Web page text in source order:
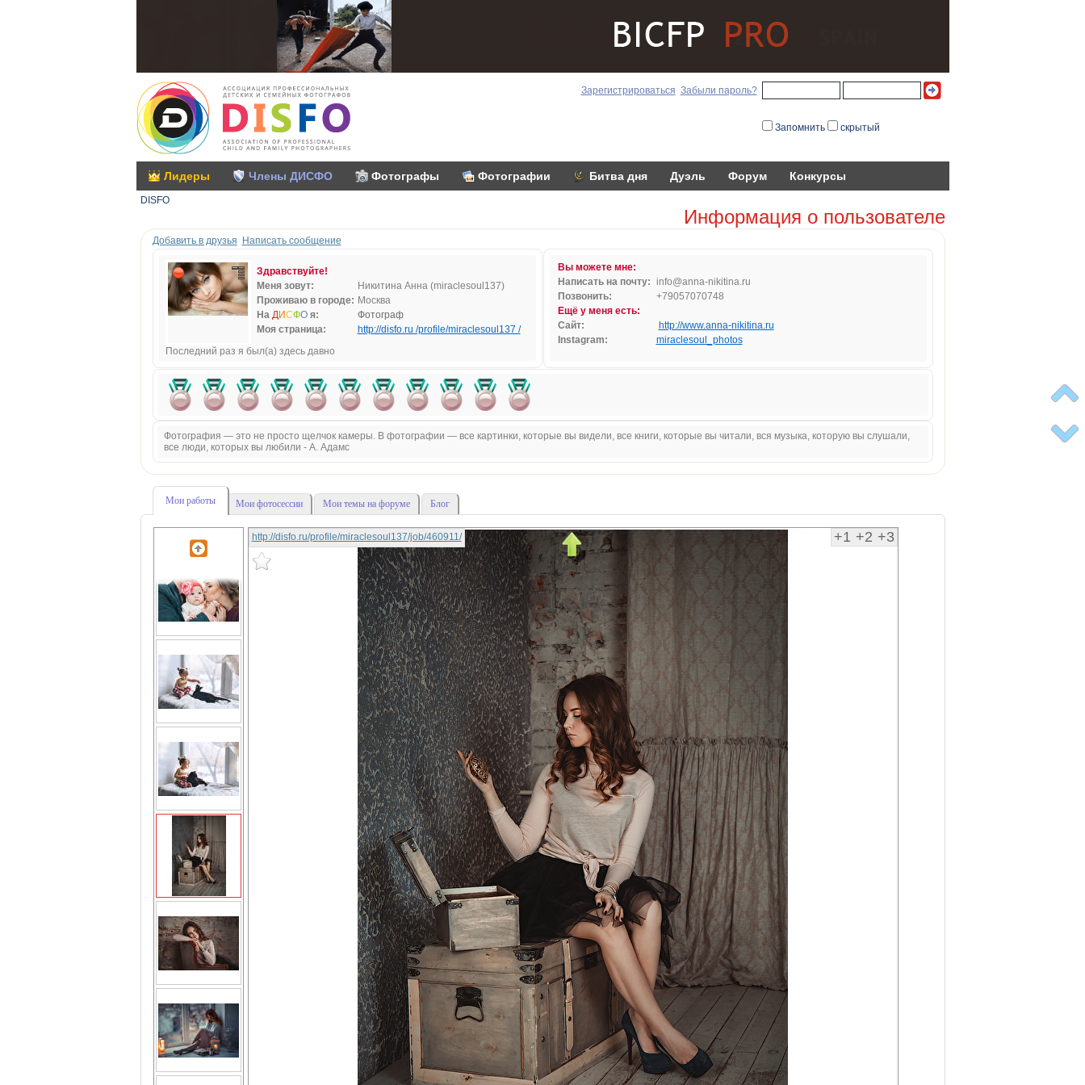
Зарегистрироваться Забыли пароль?
Запомнить скрытый
Лидеры Члены ДИСФО Фотографы Фотографии Битва дня Дуэль Форум Конкурсы
DISFO
Информация о пользователе
Добавить в друзья Написать сообщение
Здравствуйте!
Меня зовут:
Никитина Анна (miraclesoul137)
Проживаю в городе: Москва
На ДИСФОя:
Фотограф
Моя страница:
http://disfo.ru /profile/miraclesoul137 /
Последний раз я был(а) здесь давно
Вы можете мне:
Написать на почту: info@anna-nikitina.ru
Позвонить:
+79057070748
Ещё у меня есть:
Сайт:
http://www.anna-nikitina.ru
Instagram:
miraclesoul_photos
Фотография — это не просто щелчок камеры. В фотографии — все картинки, которые вы видели, все книги, которые вы читали, вся музыка, которую вы слушали,
все люди, которых вы любили - А. Адамс
Мои работы Мои фотосессии Мои темы на форуме Блог
+1 +2 +3
http://disfo.ru/profile/miraclesoul137/job/460911/